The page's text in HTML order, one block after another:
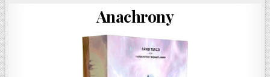
E
I
N
Anachrony